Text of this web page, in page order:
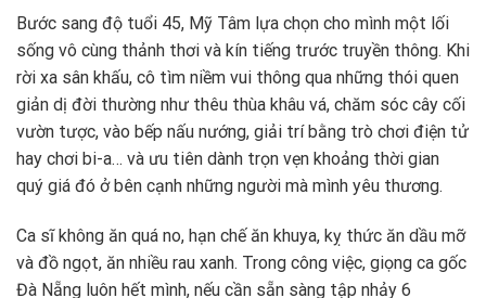
Bước sang độ tuổi 45, Mỹ Tâm lựa chọn cho mình một lối
sống vô cùng thảnh thơi và kín tiếng trước truyền thông. Khi
rời xa sân khấu, cô tìm niềm vui thông qua những thói quen
giản dị đời thường như thêu thùa khâu vá, chăm sóc cây cối
vườn tược, vào bếp nấu nướng, giải trí bằng trò chơi điện tử
hay chơi bi-a… và ưu tiên dành trọn vẹn khoảng thời gian
quý giá đó ở bên cạnh những người mà mình yêu thương.
Ca sĩ không ăn quá no, hạn chế ăn khuya, kỵ thức ăn dầu mỡ
và đồ ngọt, ăn nhiều rau xanh. Trong công việc, giọng ca gốc
Đà Nẵng luôn hết mình, nếu cần sẵn sàng tập nhảy 6